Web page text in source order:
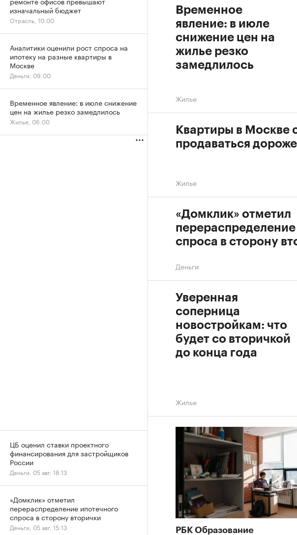
Жилье
Временное
явление: в июле
снижение цен на
жилье резко
замедлилось
Жилье
Квартиры в Москве
продаваться
Деньги
«Домклик» отметил
спроса в сторону
Жилье
Уверенная
соперница
новостройкам: что
будет со вторичкой
до конца года
РБК Образование
изначальный бюджет
Отрасль, 10:00
Аналитики оценили рост спроса на
ипотеку на разные квартиры в
Москве
Деньги, 09:00
Временное явление: в июле снижение
цен на жилье резко замедлилось
Жилье, 06:00
ЦБ оценил ставки проектного
финансирования для застройщиков
России
Деньги, 05 авг, 18:13
«Домклик» отметил
перераспределение ипотечного
спроса в сторону вторички
Деньги, 05 авг, 15:13